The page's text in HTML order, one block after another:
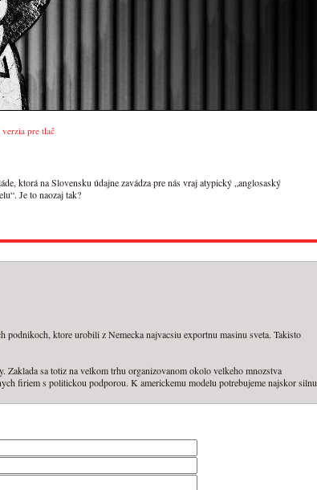
verzia pre tlač
ktorá na Slovensku údajne zavádza pre nás vraj atypický „anglosaský
Je to naozaj tak?
podnikoch, ktore urobili z Nemecka najvacsiu exportnu masinu sveta. Takisto
Zaklada sa totiz na velkom trhu organizovanom okolo velkeho mnozstva
firiem s politickou podporou. K americkemu modelu potrebujeme najskor silnu